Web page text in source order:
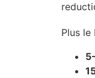
Plus